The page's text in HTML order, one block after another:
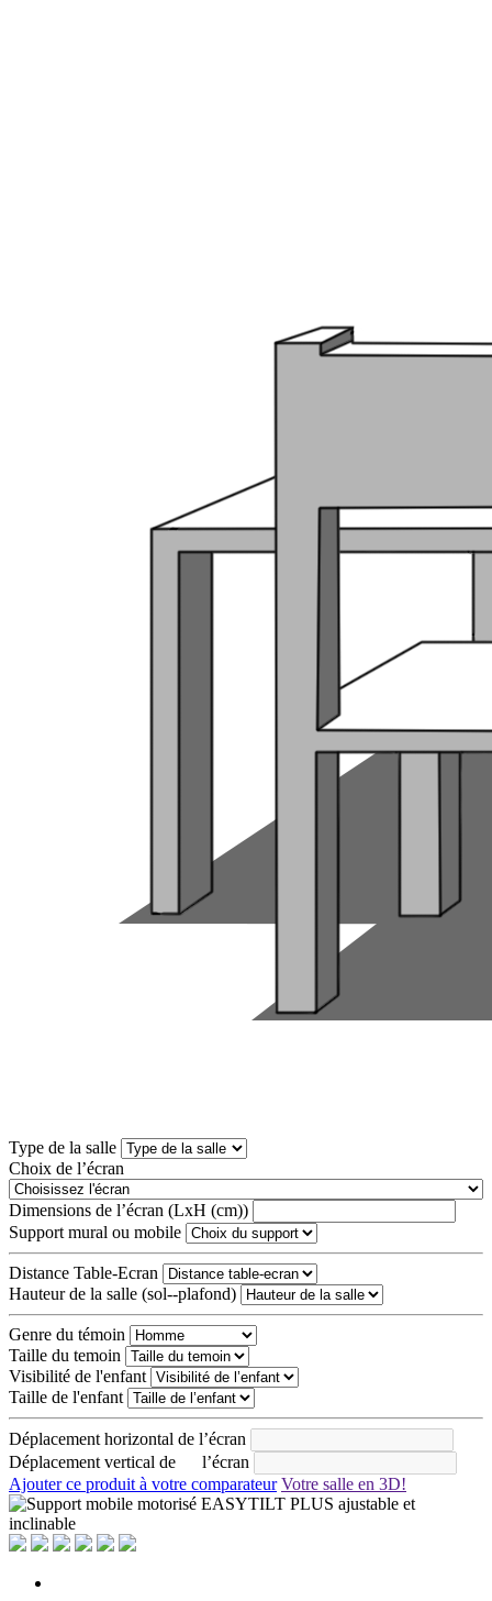
Type de la salle
Choix de l’écran
Dimensions de l’écran (LxH (cm))
Support mural ou mobile
Distance Table-Ecran
Hauteur de la salle (sol--plafond)
Genre du témoin
Taille du temoin
Visibilité de l'enfant
Taille de l'enfant
Déplacement horizontal de l’écran
Déplacement vertical de l’écran
Ajouter ce produit à votre comparateur Votre salle en 3D!